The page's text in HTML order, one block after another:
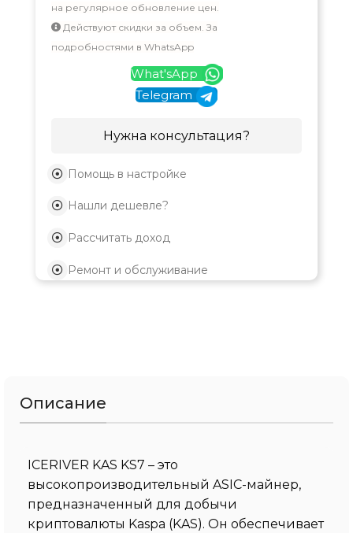
на регулярное обновление цен.
Действуют скидки за объем. За
подробностями в WhatsApp
What'sApp
Telegram
Нужна консультация?
Помощь в настройке
Нашли дешевле?
Рассчитать доход
Ремонт и обслуживание
Описание
ICERIVER KAS KS7 – это
высокопроизводительный ASIC-майнер,
предназначенный для добычи
криптовалюты Kaspa (KAS). Он обеспечивает